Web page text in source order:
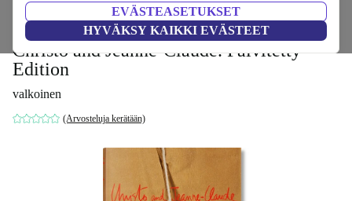
EVÄSTEASETUKSET
HYVÄKSY KAIKKI EVÄSTEET
Huonekalut
Christo and Jeanne-Claude. Päivitetty
Edition
valkoinen
(Arvosteluja kerätään)